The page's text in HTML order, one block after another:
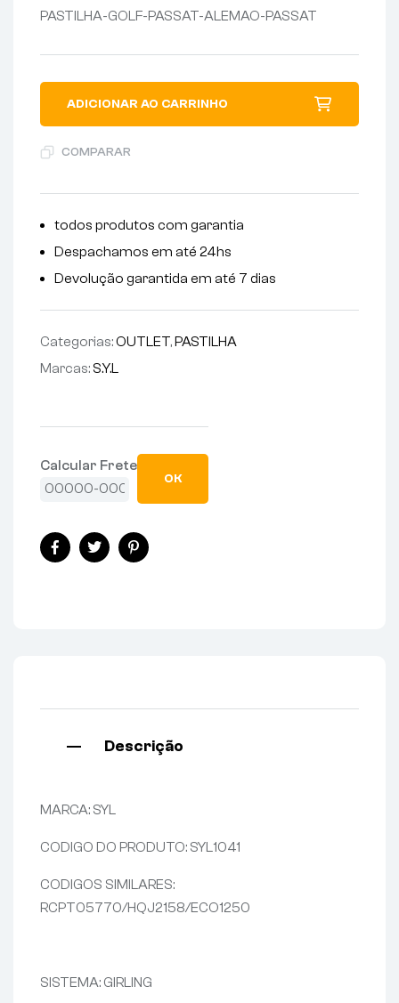
PASTILHA-GOLF-PASSAT-ALEMAO-PASSAT
ADICIONAR AO CARRINHO
COMPARAR
todos produtos com garantia
Despachamos em até 24hs
Devolução garantida em até 7 dias
Categorias:OUTLET,PASTILHA
Marcas: S.y.l
Calcular Frete
OK
FacebookTwitterPinterest
Descrição
MARCA: SYL
CODIGO DO PRODUTO: SYL1041
CODIGOS SIMILARES:
RCPT05770/HQJ2158/ECO1250
SISTEMA: GIRLING